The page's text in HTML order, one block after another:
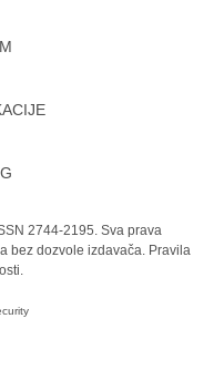
2744-2195. Sva prava
bez dozvole izdavača. Pravila